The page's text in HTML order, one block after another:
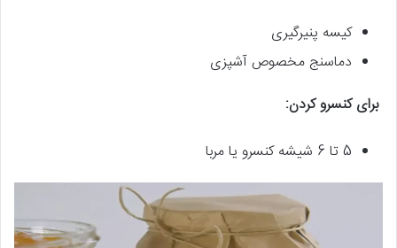
کیسه پنیرگیری
دماسنج مخصوص آشپزی
برای کنسرو کردن:
5 تا 6 شیشه کنسرو یا مربا